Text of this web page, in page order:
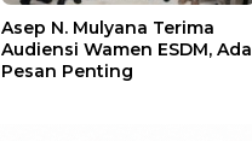
Asep N. Mulyana Terima
Audiensi Wamen ESDM, Ada
Pesan Penting